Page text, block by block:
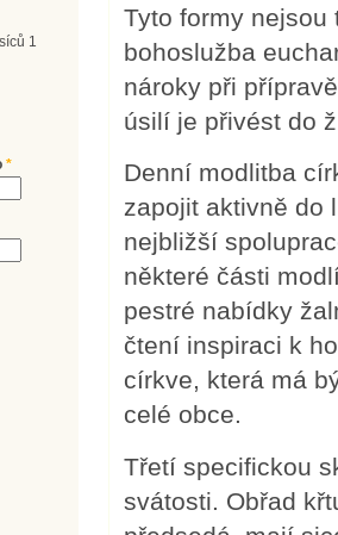
1
*
Tyto formy
bohoslužba
nároky při
úsilí je přivést do
Denní modlitba
zapojit aktivně do
nejbližší
některé části
pestré nabídky
čtení inspiraci k
církve, která má
celé obce.
Třetí specifickou
svátosti. Obřad